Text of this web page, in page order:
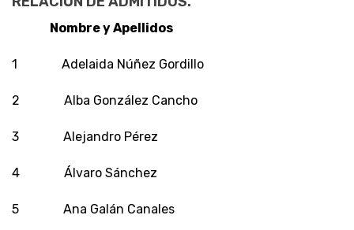
Nombre y Apellidos
1 Adelaida Núñez Gordillo
2 Alba González Cancho
3 Alejandro Pérez
4 Álvaro Sánchez
5 Ana Galán Canales